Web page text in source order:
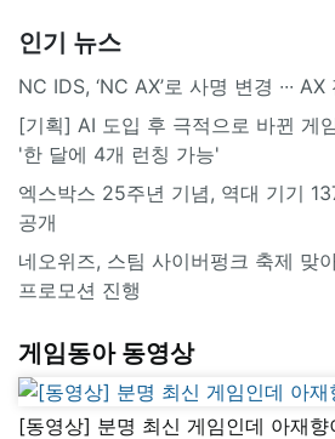
인기 뉴스
NC IDS, ‘NC AX’로 사명 변경 ∙∙∙
[기획] AI 도입 후 극적으로 바뀐 게
'한 달에 4개 런칭 가능'
엑스박스 25주년 기념, 역대 기기
공개
네오위즈, 스팀 사이버펑크 축제 맞아
프로모션 진행
게임동아 동영상
[동영상] 분명 최신 게임인데 아재향